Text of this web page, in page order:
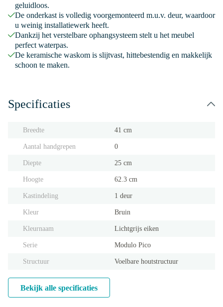
geluidloos.
De onderkast is volledig voorgemonteerd m.u.v. deur, waardoor
u weinig installatiewerk heeft.
Dankzij het verstelbare ophangsysteem stelt u het meubel
perfect waterpas.
De keramische waskom is slijtvast, hittebestendig en makkelijk
schoon te maken.
Specificaties
Breedte 41 cm
Aantal handgrepen 0
Diepte 25 cm
Hoogte 62.3 cm
Kastindeling 1 deur
Kleur Bruin
Kleurnaam Lichtgrijs eiken
Serie Modulo Pico
Structuur Voelbare houtstructuur
Bekijk alle specificaties